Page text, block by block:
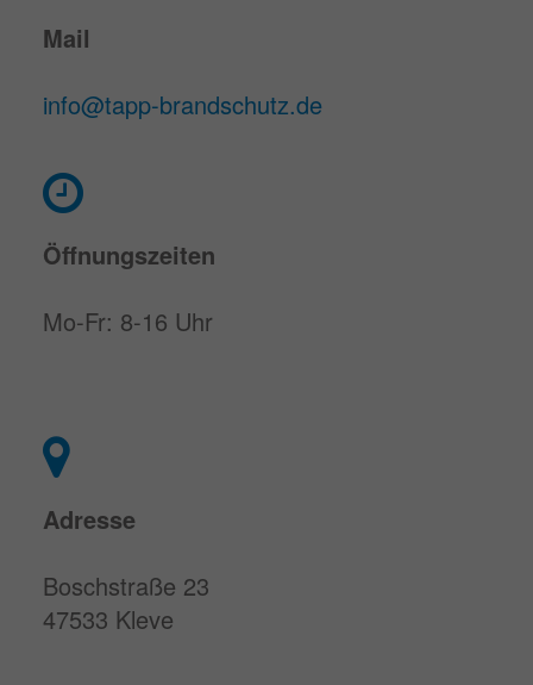
Mail
info@tapp-brandschutz.de
Öffnungszeiten
Mo-Fr: 8-16 Uhr
Adresse
Boschstraße 23
47533 Kleve